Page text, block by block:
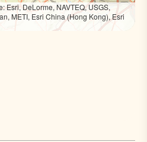
Esri, DeLorme, NAVTEQ, USGS,
METI, Esri China (Hong Kong), Esri